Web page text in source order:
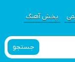
پخش آهنگ
جستجو